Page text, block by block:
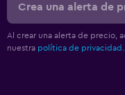
Crea una alerta de
Al crear una alerta de precio,
nuestra política de privacidad.